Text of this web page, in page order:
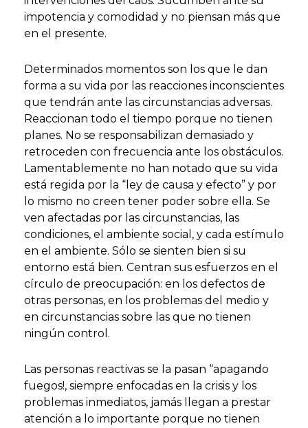
impotencia y comodidad y no piensan más que
en el presente.
Determinados momentos son los que le dan
forma a su vida por las reacciones inconscientes
que tendrán ante las circunstancias adversas.
Reaccionan todo el tiempo porque no tienen
planes. No se responsabilizan demasiado y
retroceden con frecuencia ante los obstáculos.
Lamentablemente no han notado que su vida
está regida por la “ley de causa y efecto” y por
lo mismo no creen tener poder sobre ella. Se
ven afectadas por las circunstancias, las
condiciones, el ambiente social, y cada estímulo
en el ambiente. Sólo se sienten bien si su
entorno está bien. Centran sus esfuerzos en el
círculo de preocupación: en los defectos de
otras personas, en los problemas del medio y
en circunstancias sobre las que no tienen
ningún control.
Las personas reactivas se la pasan “apagando
fuegos!, siempre enfocadas en la crisis y los
problemas inmediatos, jamás llegan a prestar
atención a lo importante porque no tienen